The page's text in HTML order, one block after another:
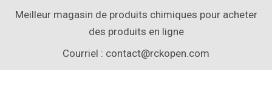
Meilleur magasin de produits chimiques pour acheter
des produits en ligne
Courriel : contact@rckopen.com